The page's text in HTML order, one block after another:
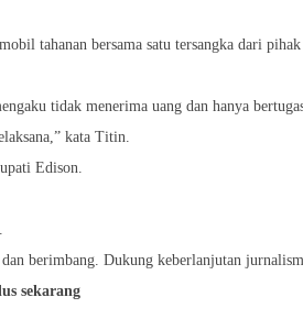
tahanan bersama satu tersangka dari pihak
tidak menerima uang dan hanya bertugas
kata Titin.
Edison.
berimbang. Dukung keberlanjutan
sekarang